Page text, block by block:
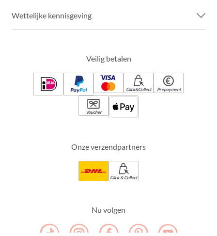
Wettelijke kennisgeving
Veilig betalen
Click&Collect Prepayment
Voucher
Onze verzendpartners
Click & Collect
Nu volgen